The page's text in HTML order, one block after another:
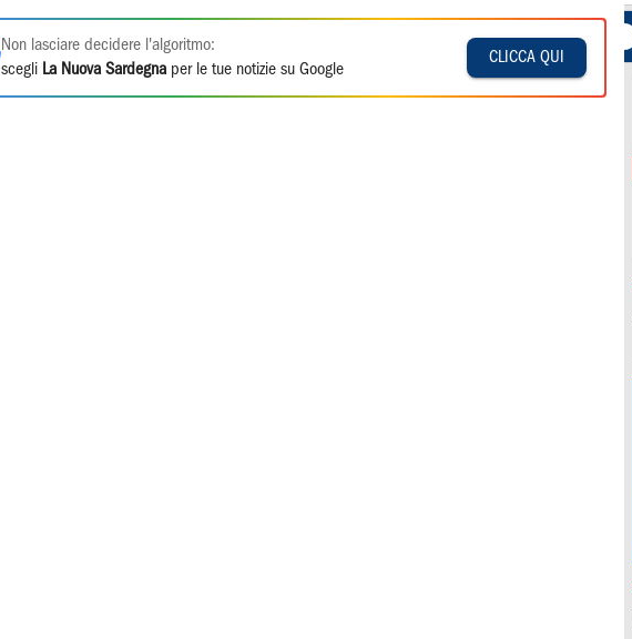
Non lasciare decidere l'algoritmo:
scegli La Nuova Sardegna per le tue notizie su Google
CLICCA QUI